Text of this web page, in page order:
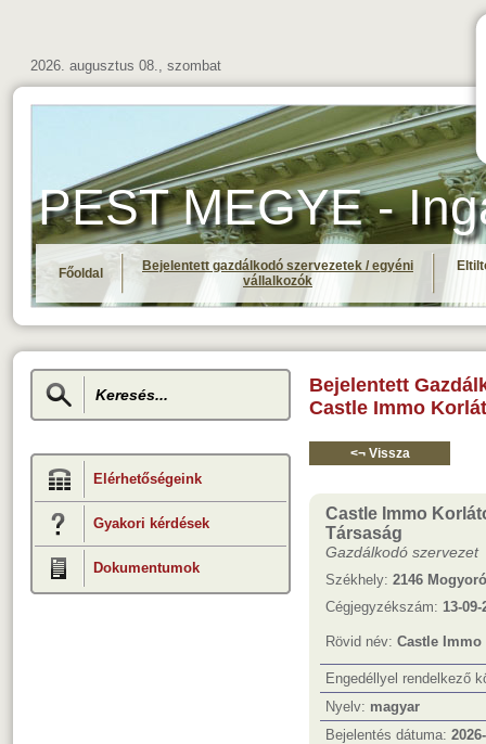
2026. augusztus 08., szombat
PEST MEGYE -
Főoldal
Bejelentett gazdálkodó szervezetek / egyéni
vállalkozók
Elérhetőségeink
Gyakori kérdések
Dokumentumok
Bejelentett
Castle Immo
<¬ Vissza
Castle Immo
Társaság
Gazdálkodó szervezet
Székhely: 2146
Cégjegyzékszám: 13-09-
Rövid név: Castle Immo
Engedéllyel rendelkező
Nyelv: magyar
Bejelentés dátuma: